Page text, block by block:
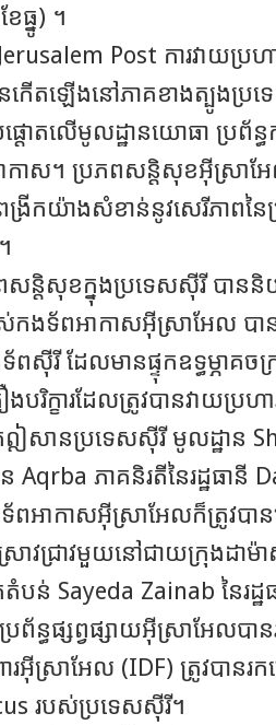
ធ្នូ) ។
Post ការវាយប្រហ
កើតឡើងនៅភាគខាងត្បូងប្រ
ោតលើមូលដ្ឋានយោធា ប្រព័ន្ធ
ាស។ ប្រភពសន្តិសុខអ៊ីស្រាអែ
ង្រីកយ៉ាងសំខាន់នូវសេរីភាពនៃ
ពសន្តិសុខក្នុងប្រទេសស៊ីរី បាន
ងទ័ពអាកាសអ៊ីស្រាអែល បា
រី ដែលមានផ្ទុកឧទ្ធម្ភាគច
បរិក្ខារដែលត្រូវបានវាយប្រ
សានប្រទេសស៊ីរី មូលដ្ឋាន
Aqrba ភាគនិរតីនៃរដ្ឋធានី
ទ័ពអាកាសអ៊ីស្រាអែលក៏ត្រូវប
ាវជ្រាវមួយនៅជាយក្រុងដា
ន់ Sayeda Zainab នៃរដ្ឋ
រព័ន្ធផ្សព្វផ្សាយអ៊ីស្រាអែលបា
ារអ៊ីស្រាអែល (IDF) ត្រូវបា
របស់ប្រទេសស៊ីរី។